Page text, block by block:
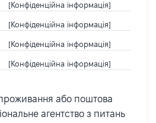
[Конфіденційна інформація]
[Конфіденційна інформація]
[Конфіденційна інформація]
[Конфіденційна інформація]
або поштова
агентство з питань